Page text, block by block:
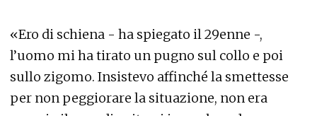
«Ero di schiena - ha spiegato il 29enne -,
l’uomo mi ha tirato un pugno sul collo e poi
sullo zigomo. Insistevo affinché la smettesse
per non peggiorare la situazione, non era